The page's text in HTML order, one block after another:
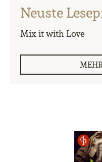
Neuste
Mix it with Love